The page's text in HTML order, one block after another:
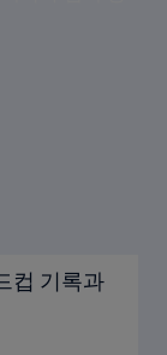
컵 기록과